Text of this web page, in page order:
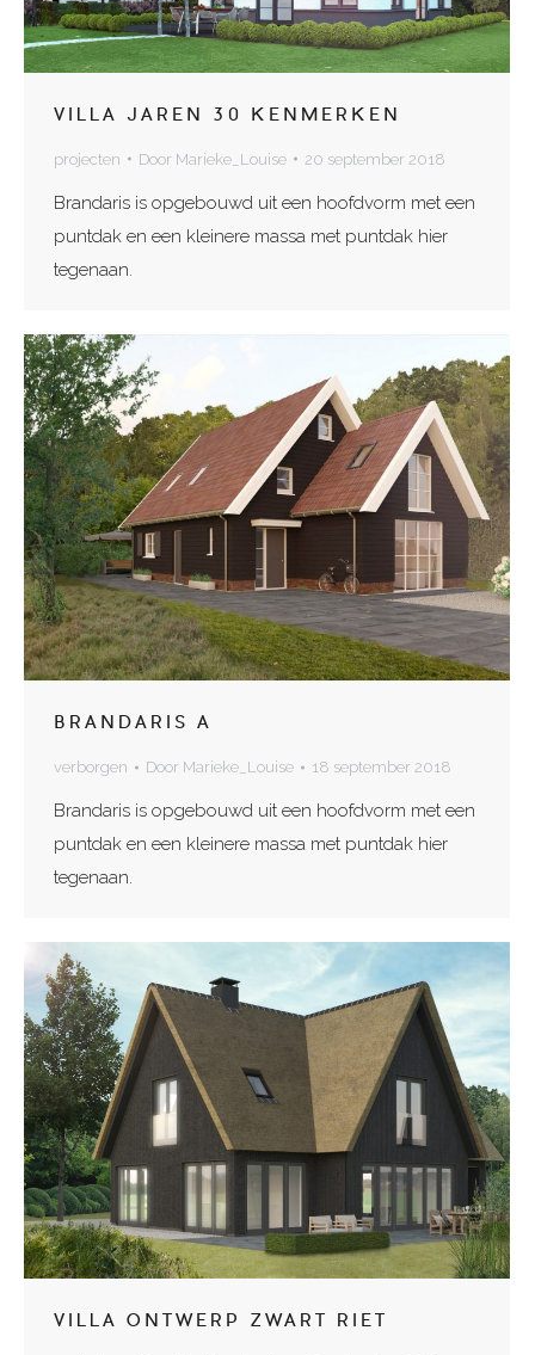
VILLA JAREN 30 KENMERKEN
projecten Door Marieke_Louise 20 september 2018
Brandaris is opgebouwd uit een hoofdvorm met een
puntdak en een kleinere massa met puntdak hier
tegenaan.
BRANDARIS A
verborgen Door Marieke_Louise 18 september 2018
Brandaris is opgebouwd uit een hoofdvorm met een
puntdak en een kleinere massa met puntdak hier
tegenaan.
VILLA ONTWERP ZWART RIET